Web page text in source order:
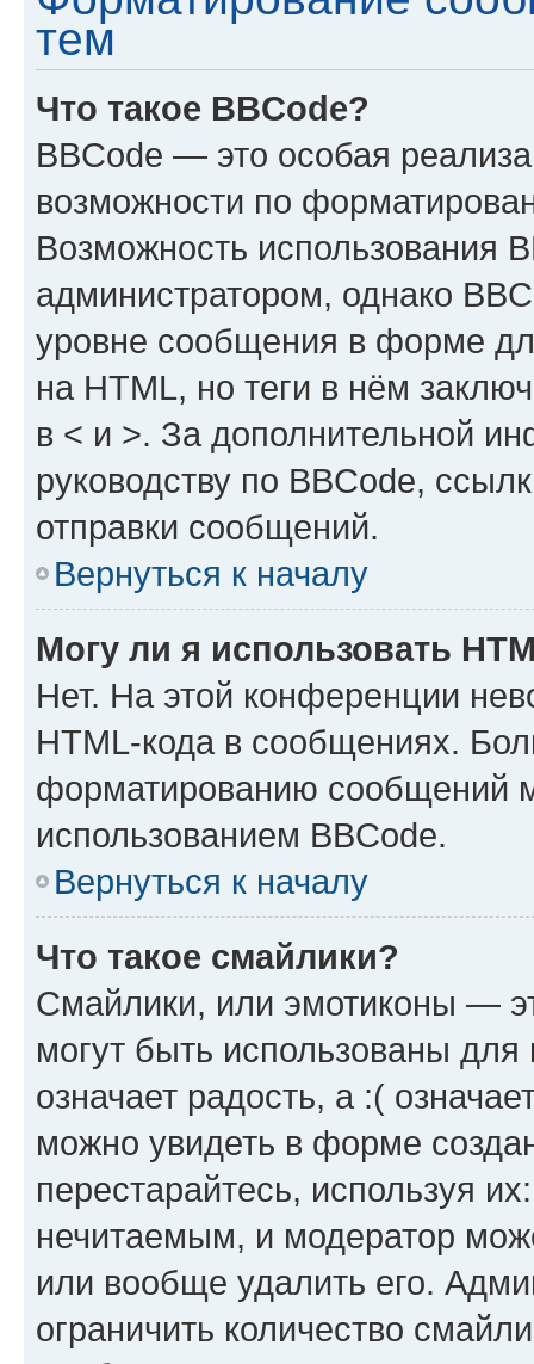
тем
Что такое BBCode?
BBCode — это особая
возможности по
Возможность использования
администратором, однако
уровне сообщения в форме
на HTML, но теги в нём
в < и >. За дополнительной
руководству по BBCode,
отправки сообщений.
Вернуться к началу
Могу ли я использовать
Нет. На этой конференции
HTML-кода в сообщениях.
форматированию сообщений
использованием BBCode.
Вернуться к началу
Что такое смайлики?
Смайлики, или эмотиконы —
могут быть использованы
означает радость, а :(
можно увидеть в форме
перестарайтесь, используя
нечитаемым, и модератор
или вообще удалить его.
ограничить количество